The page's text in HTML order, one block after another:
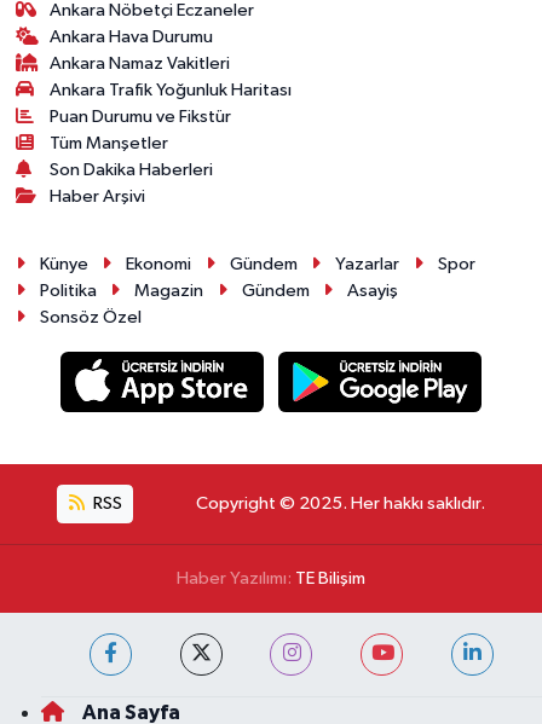
Ankara Nöbetçi Eczaneler
Ankara Hava Durumu
Ankara Namaz Vakitleri
Ankara Trafik Yoğunluk Haritası
Puan Durumu ve Fikstür
Tüm Manşetler
Son Dakika Haberleri
Haber Arşivi
Künye Ekonomi Gündem Yazarlar
Spor
Politika
Magazin Gündem
Asayiş
Sonsöz Özel
RSS Copyright © 2025. Her hakkı saklıdır.
Haber Yazılımı: TE Bilişim
Ana Sayfa